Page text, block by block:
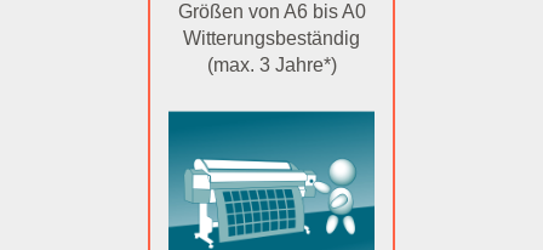
Größen von A6 bis A0
Witterungsbeständig
(max. 3 Jahre*)